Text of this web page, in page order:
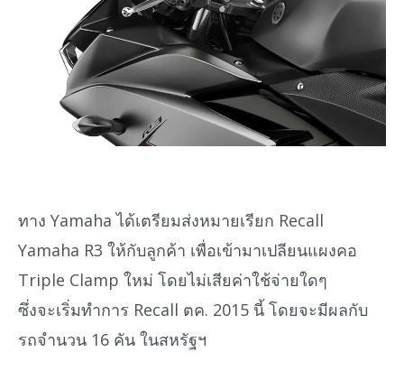
ทาง Yamaha ได้เตรียมส่งหมายเรียก Recall
Yamaha R3 ให้กับลูกค้า เพื่อเข้ามาเปลียนแผงคอ
Triple Clamp ใหม่ โดยไม่เสียค่าใช้จ่ายใดๆ
ซึ่งจะเริ่มทำการ Recall ตค. 2015 นี้ โดยจะมีผลกับ
รถจำนวน 16 คัน ในสหรัฐฯ